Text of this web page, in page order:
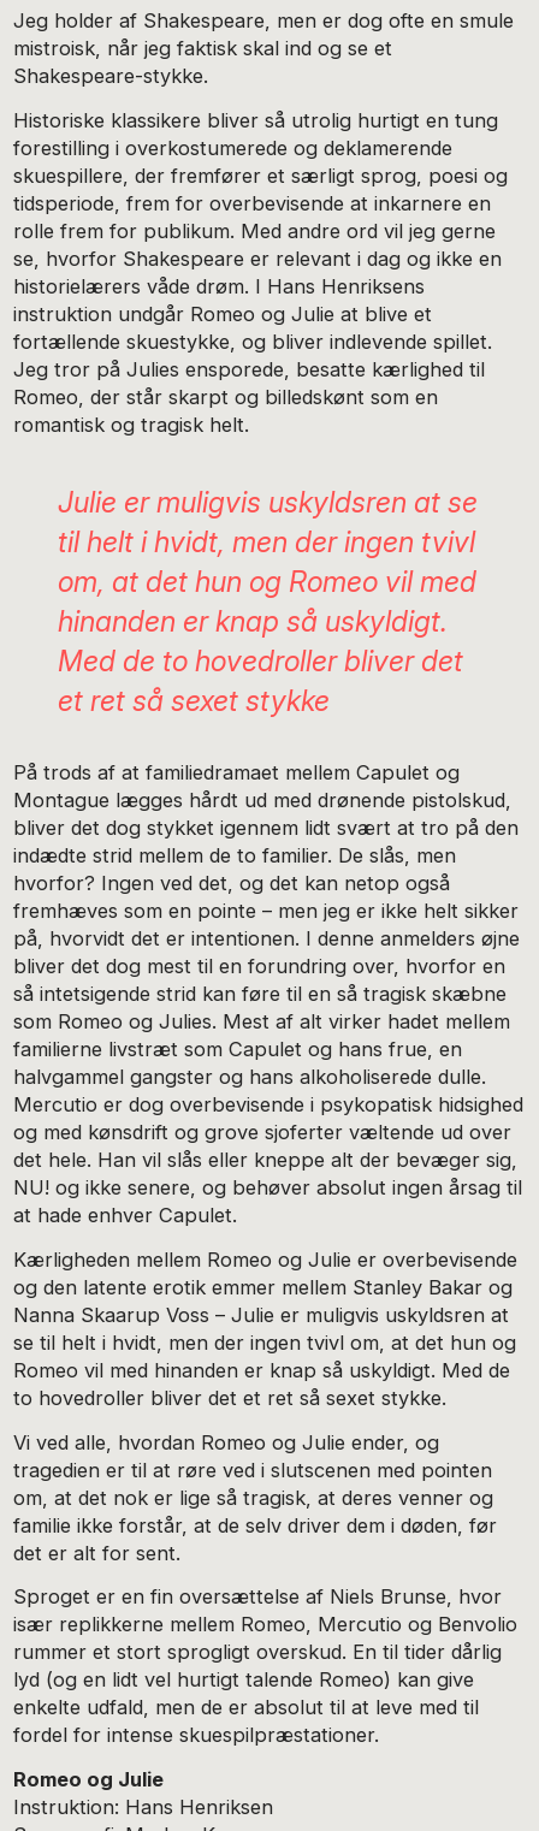
Jeg holder af Shakespeare, men er dog ofte en smule
mistroisk, når jeg faktisk skal ind og se et
Shakespeare-stykke.
Historiske klassikere bliver så utrolig hurtigt en tung
forestilling i overkostumerede og deklamerende
skuespillere, der fremfører et særligt sprog, poesi og
tidsperiode, frem for overbevisende at inkarnere en
rolle frem for publikum. Med andre ord vil jeg gerne
se, hvorfor Shakespeare er relevant i dag og ikke en
historielærers våde drøm. I Hans Henriksens
instruktion undgår Romeo og Julie at blive et
fortællende skuestykke, og bliver indlevende spillet.
Jeg tror på Julies ensporede, besatte kærlighed til
Romeo, der står skarpt og billedskønt som en
romantisk og tragisk helt.
Julie er muligvis uskyldsren at se
til helt i hvidt, men der ingen tvivl
om, at det hun og Romeo vil med
hinanden er knap så uskyldigt.
Med de to hovedroller bliver det
et ret så sexet stykke
På trods af at familiedramaet mellem Capulet og
Montague lægges hårdt ud med drønende pistolskud,
bliver det dog stykket igennem lidt svært at tro på den
indædte strid mellem de to familier. De slås, men
hvorfor? Ingen ved det, og det kan netop også
fremhæves som en pointe – men jeg er ikke helt sikker
på, hvorvidt det er intentionen. I denne anmelders øjne
bliver det dog mest til en forundring over, hvorfor en
så intetsigende strid kan føre til en så tragisk skæbne
som Romeo og Julies. Mest af alt virker hadet mellem
familierne livstræt som Capulet og hans frue, en
halvgammel gangster og hans alkoholiserede dulle.
Mercutio er dog overbevisende i psykopatisk hidsighed
og med kønsdrift og grove sjoferter væltende ud over
det hele. Han vil slås eller kneppe alt der bevæger sig,
NU! og ikke senere, og behøver absolut ingen årsag til
at hade enhver Capulet.
Kærligheden mellem Romeo og Julie er overbevisende
og den latente erotik emmer mellem Stanley Bakar og
Nanna Skaarup Voss – Julie er muligvis uskyldsren at
se til helt i hvidt, men der ingen tvivl om, at det hun og
Romeo vil med hinanden er knap så uskyldigt. Med de
to hovedroller bliver det et ret så sexet stykke.
Vi ved alle, hvordan Romeo og Julie ender, og
tragedien er til at røre ved i slutscenen med pointen
om, at det nok er lige så tragisk, at deres venner og
familie ikke forstår, at de selv driver dem i døden, før
det er alt for sent.
Sproget er en fin oversættelse af Niels Brunse, hvor
især replikkerne mellem Romeo, Mercutio og Benvolio
rummer et stort sprogligt overskud. En til tider dårlig
lyd (og en lidt vel hurtigt talende Romeo) kan give
enkelte udfald, men de er absolut til at leve med til
fordel for intense skuespilpræstationer.
Romeo og Julie
Instruktion: Hans Henriksen